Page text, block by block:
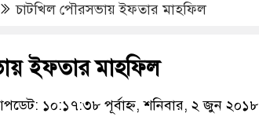
চাটখিল পৌরসভায় ইফতার মাহফিল
ইফতার মাহফিল
১০:১৭:৩৮ পূর্বাহ্ন, শনিবার, ২ জুন ২০১৮